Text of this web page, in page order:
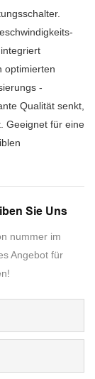
optimierten
-
Qualität senkt,
Geeignet für eine
Sie Uns
nummer im
Angebot für